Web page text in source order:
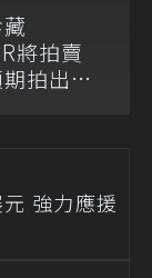
將拍賣
拍出天
強力應援